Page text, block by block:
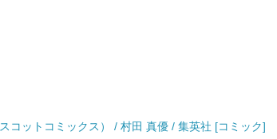
コットコミックス） / 村田 真優 / 集英社 [コミック]